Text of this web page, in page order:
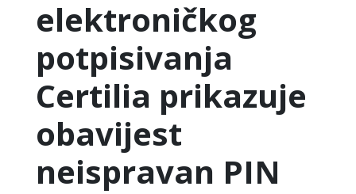
elektroničkog
potpisivanja
Certilia prikazuje
obavijest
neispravan PIN